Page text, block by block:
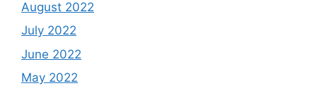
August 2022
July 2022
June 2022
May 2022